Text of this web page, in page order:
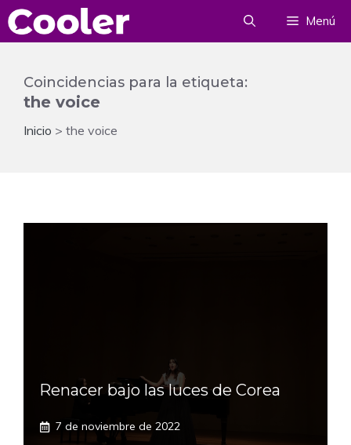
Saltar
al
Menú
Coincidencias para la etiqueta:
the voice
Inicio > the voice
Renacer bajo las luces de Corea
7 de noviembre de 2022